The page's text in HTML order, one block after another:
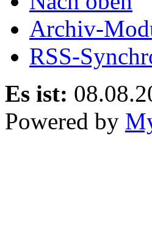
Archiv-
RSS-
Es ist:
Powered by